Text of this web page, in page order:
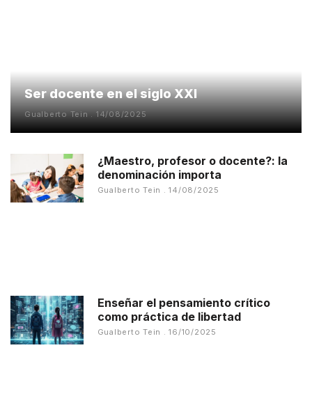
Ser docente en el siglo XXI
Gualberto Tein 14/08/2025
¿Maestro, profesor o docente?: la
denominación importa
Gualberto Tein 14/08/2025
Enseñar el pensamiento crítico
como práctica de libertad
Gualberto Tein 16/10/2025